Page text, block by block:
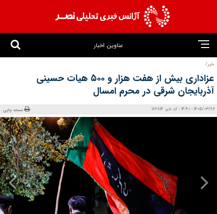
عناوین اخبار
خبر/
عزاداری بیش از هفت هزار و ۵۰۰ هیات حسینی
آذربایجان شرقی در محرم امسال
1405/03/26 - 14:40 - کد خبر: 162814 نسخه چاپی